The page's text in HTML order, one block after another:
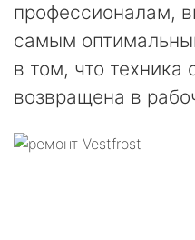
профессионалам,
самым
в том, что техника
возвращена в